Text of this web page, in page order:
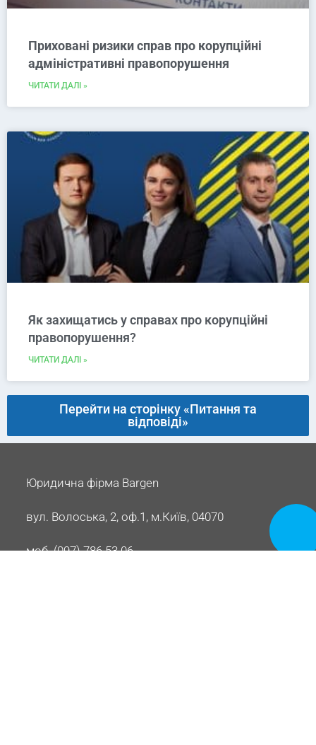
Приховані ризики справ про корупційні
адміністративні правопорушення
ЧИТАТИ ДАЛІ »
Як захищатись у справах про корупційні
правопорушення?
ЧИТАТИ ДАЛІ »
Перейти на сторінку «Питання та
відповіді»
Юридична фірма Bargen
вул. Волоська, 2, оф.1, м.Київ, 04070
моб. (097) 786 53 06